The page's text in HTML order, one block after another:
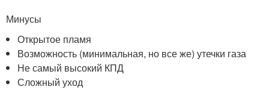
Минусы
Открытое пламя
Возможность (минимальная, но все же) утечки газа
Не самый высокий КПД
Сложный уход